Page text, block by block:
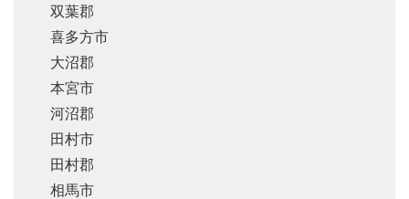
双葉郡
喜多方市
大沼郡
本宮市
河沼郡
田村市
田村郡
相馬市